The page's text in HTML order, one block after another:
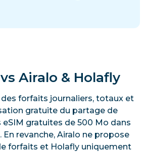
Airalo & Holafly
forfaits journaliers, totaux et
gratuite du partage de
gratuites de 500 Mo dans
En revanche, Airalo ne propose
forfaits et Holafly uniquement